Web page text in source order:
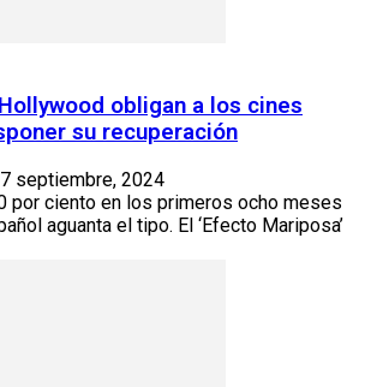
obligan a los cines
su recuperación
septiembre, 2024
por ciento en los primeros ocho meses
aguanta el tipo. El ‘Efecto Mariposa’